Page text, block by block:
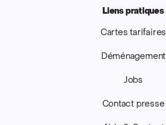
Liens pratiques
Cartes tarifaires
Déménagement
Jobs
Contact presse